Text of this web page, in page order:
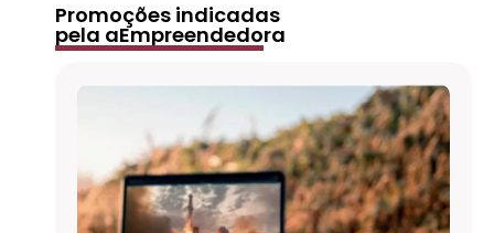
Promoções indicadas
pela aEmpreendedora